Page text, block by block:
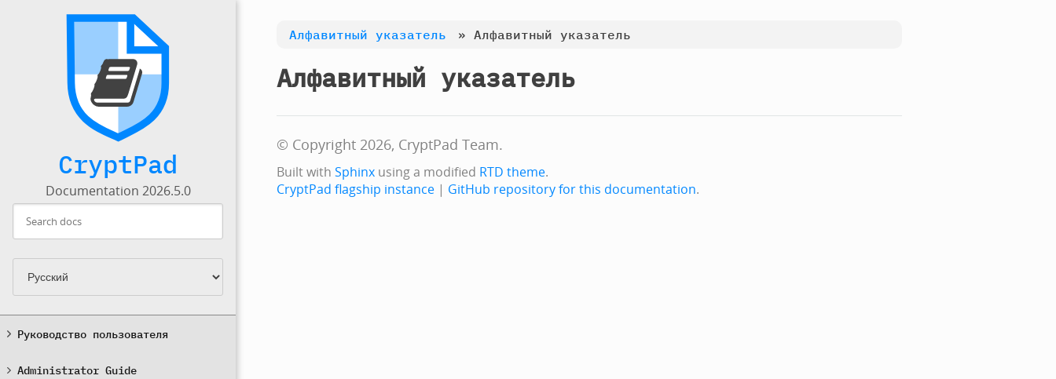
CryptPad
Documentation 2026.5.0
Руководство пользователя
Administrator Guide
Алфавитный указатель » Алфавитный указатель
Алфавитный указатель
© Copyright 2026, CryptPad Team.
Built with Sphinxusing a modified RTD theme.
CryptPad flagship instance| GitHub repository for this documentation.